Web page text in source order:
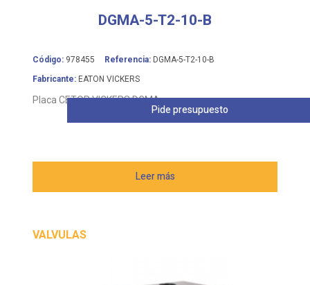
DGMA-5-T2-10-B
Código: 978455 Referencia: DGMA-5-T2-10-B
Fabricante: EATON VICKERS
Placa CETOP VICKERS DGMA
Leer más
Pide presupuesto
VALVULAS